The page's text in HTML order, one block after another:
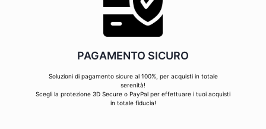
PAGAMENTO SICURO
Soluzioni di pagamento sicure al 100%, per acquisti in totale
serenità!
Scegli la protezione 3D Secure o PayPal per effettuare i tuoi acquisti
in totale fiducia!